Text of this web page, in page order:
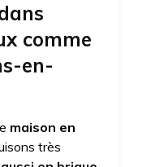
comme
en-
maison en
très